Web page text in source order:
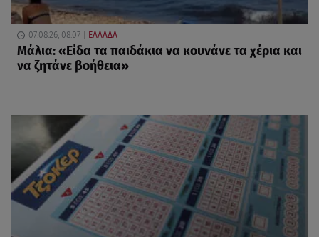
07.08.26, 08:07 ΕΛΛΑΔΑ
Μάλια: «Είδα τα παιδάκια να κουνάνε τα χέρια και
να ζητάνε βοήθεια»